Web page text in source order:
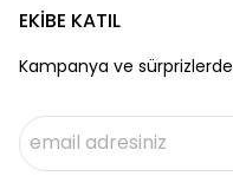
EKİBE KATIL
Kampanya ve